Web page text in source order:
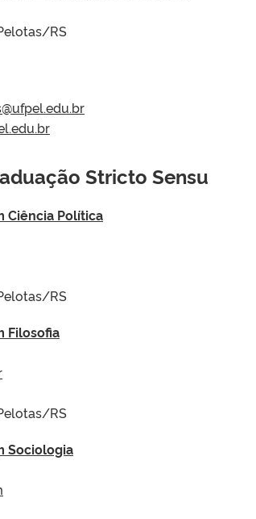
RS
Stricto Sensu
Ciência Política
RS
Filosofia
RS
Sociologia